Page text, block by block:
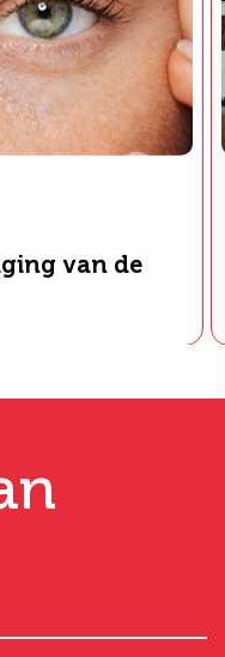
van de